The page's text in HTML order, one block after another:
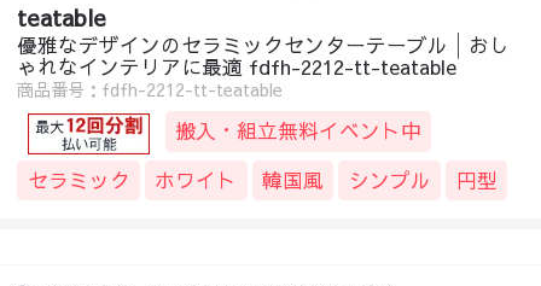
teatable
優雅なデザインのセラミックセンターテーブル│おし
ゃれなインテリアに最適 fdfh-2212-tt-teatable
商品番号：fdfh-2212-tt-teatable
搬入・組立無料イベント中
セラミック
ホワイト 韓国風 シンプル 円型